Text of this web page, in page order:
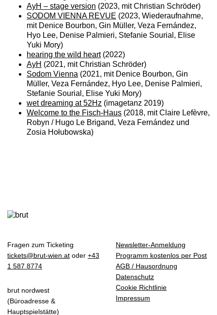
AyH – stage version (2023, mit Christian Schröder)
SODOM VIENNA REVUE (2023, Wiederaufnahme,
mit Denice Bourbon, Gin Müller, Veza Fernández,
Hyo Lee, Denise Palmieri, Stefanie Sourial, Elise
Yuki Mory)
hearing the wild heart(2022)
AyH (2021, mit Christian Schröder)
Sodom Vienna (2021, mit Denice Bourbon, Gin
Müller, Veza Fernández, Hyo Lee, Denise Palmieri,
Stefanie Sourial, Elise Yuki Mory)
wet dreaming at 52Hz (imagetanz 2019)
Welcome to the Fisch-Haus (2018, mit Claire Lefèvre,
Robyn / Hugo Le Brigand, Veza Fernández und
Zosia Hołubowska)
Fragen zum Ticketing
tickets@brut-wien.at oder +43
1 587 8774
brut nordwest
(Büroadresse &
Hauptspielstätte)
Newsletter-Anmeldung
Programm kostenlos per Post
AGB / Hausordnung
Datenschutz
Cookie Richtlinie
Impressum